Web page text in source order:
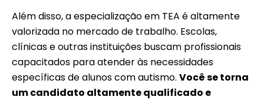
Além disso, a especialização em TEA é altamente
valorizada no mercado de trabalho. Escolas,
clínicas e outras instituições buscam profissionais
capacitados para atender às necessidades
específicas de alunos com autismo. Você se torna
um candidato altamente qualificado e